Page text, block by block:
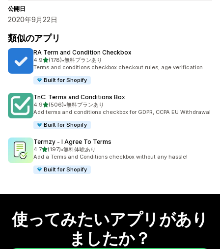
公開日
2020年9月22日
類似のアプリ
RA Term and Condition Checkbox
4.95つ星中
(178)
合計レビュー数：178件
•無料プランあり
Terms and conditions checkbox checkout rules, age verification
Built for Shopify
TnC: Terms and Conditions Box
4.95つ星中
(506)
合計レビュー数：506件
•無料プランあり
Add terms and conditions checkbox for GDPR, CCPA EU Withdrawal
Built for Shopify
Termzy ‑ I Agree To Terms
4.75つ星中
(197)
合計レビュー数：197件
•無料体験あり
Add a Terms and Conditions checkbox without any hassle!
Built for Shopify
使ってみたいアプリがあり
ましたか？